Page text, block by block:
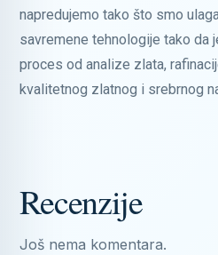
napredujemo tako što smo
savremene tehnologije tako da
proces od analize zlata,
kvalitetnog zlatnog i srebrnog
Recenzije
Još nema komentara.